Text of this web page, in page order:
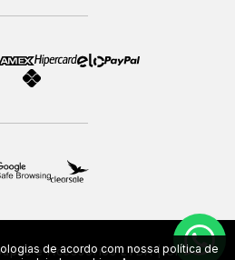
e Acessórios LTDA | CNPJ
de acordo com nossa política de